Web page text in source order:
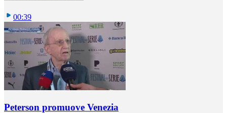
00:39
Peterson promuove Venezia